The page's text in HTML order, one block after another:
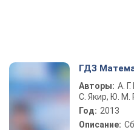
ГДЗ
Авторы: А.
С. Якир, Ю. М.
Год: 2013
Описание: